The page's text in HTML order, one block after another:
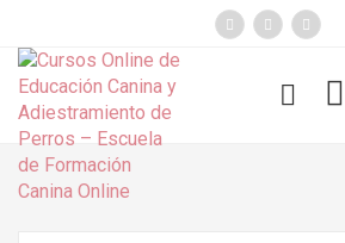
Funny Dogs